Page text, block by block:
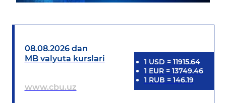
08.08.2026 dan
MB valyuta kurslari
www.cbu.uz
1 USD = 11915.64
1 EUR= 13749.46
1 RUB = 146.19